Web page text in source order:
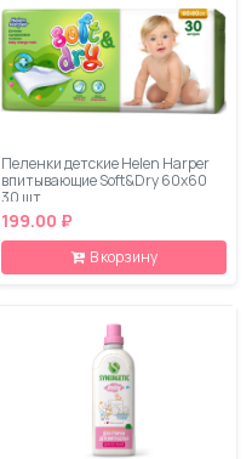
Пеленки детские Helen Harper
впитывающие Soft&Dry 60x60
30 шт
199.00 ₽
В корзину